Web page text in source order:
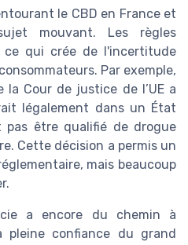
le CBD en France et
mouvant. Les règles
ce qui crée de l'incertitude
Par exemple,
Cour de justice de l’UE a
légalement dans un État
pas être qualifié de drogue
Cette décision a permis un
mais beaucoup
a encore du chemin à
pleine confiance du grand